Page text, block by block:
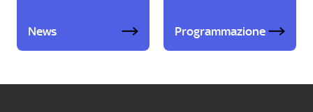
News Programmazione